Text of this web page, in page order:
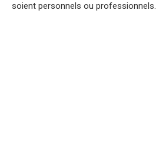
soient personnels ou professionnels.